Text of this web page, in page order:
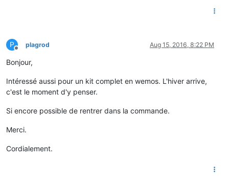
P
Offline
plagrod Aug 15, 2016, 8:22 PM
Bonjour,
Intéressé aussi pour un kit complet en wemos. L'hiver arrive,
c'est le moment d'y penser.
Si encore possible de rentrer dans la commande.
Merci.
Cordialement.